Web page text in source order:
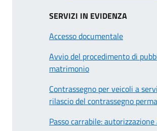
SERVIZI IN EVIDENZA
Accesso documentale
Avvio del procedimento di
matrimonio
Contrassegno per veicoli a
rilascio del contrassegno
Passo carrabile: